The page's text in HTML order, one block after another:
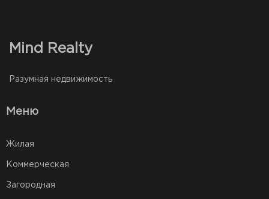
Mind Realty
Разумная недвижимость
Меню
Жилая
Коммерческая
Загородная